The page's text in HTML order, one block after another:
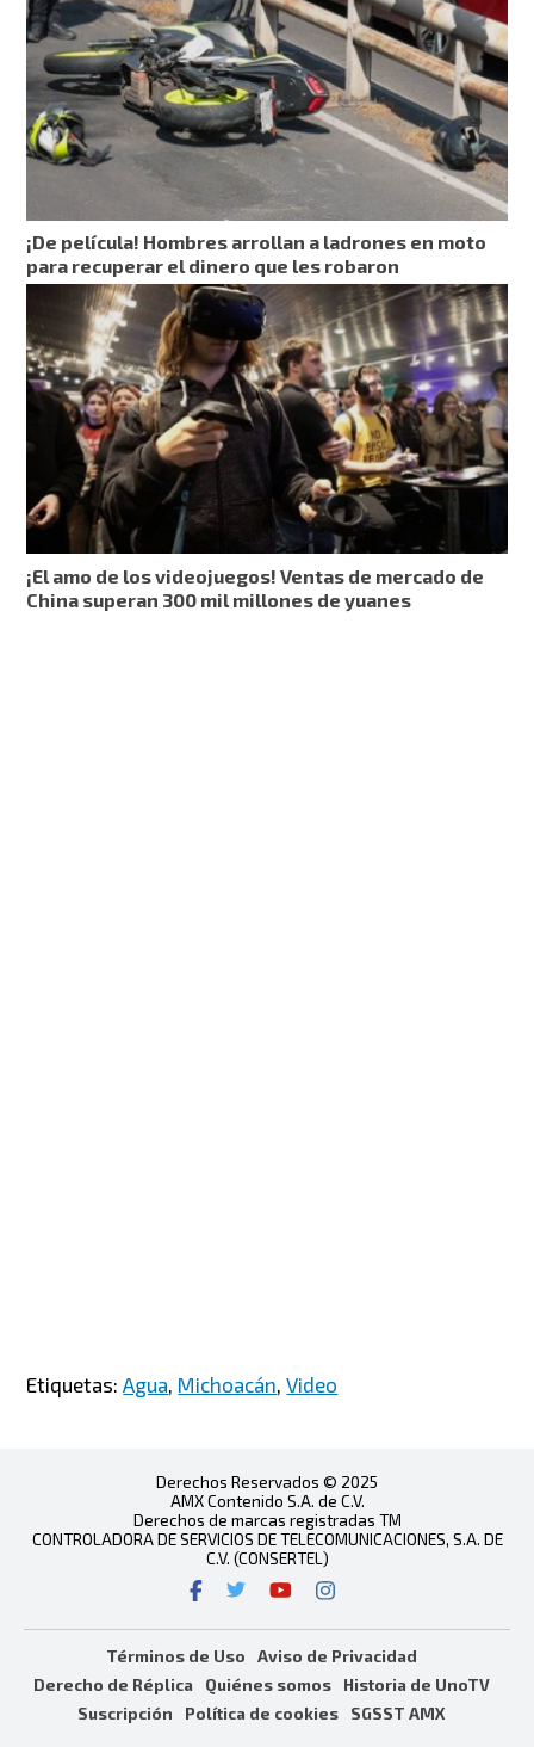
¡De película! Hombres arrollan a ladrones en moto
para recuperar el dinero que les robaron
¡El amo de los videojuegos! Ventas de mercado de
China superan 300 mil millones de yuanes
Etiquetas:Agua Michoacán ,Video
Derechos Reservados © 2025
AMX Contenido S.A. de C.V.
Derechos de marcas registradas TM
CONTROLADORA DE SERVICIOS DE TELECOMUNICACIONES, S.A. DE
C.V. (CONSERTEL)
Términos de Uso
Aviso de Privacidad
Derecho de Réplica
Quiénes somos
Historia de UnoTV
Suscripción
Política de cookies SGSST AMX